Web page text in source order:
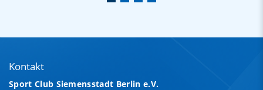
Kontakt
Sport Club Siemensstadt Berlin e.V.